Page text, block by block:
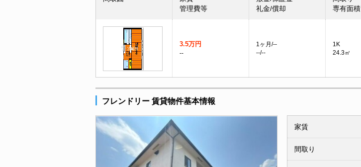
管理費等
礼金/償却
専有面積
3.5万円
--
1ヶ月/--
--/--
1K
24.3㎡
フレンドリー 賃貸物件基本情報
家賃
間取り